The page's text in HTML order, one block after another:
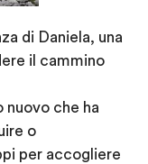
di Daniela, una
il cammino
nuovo che ha
o
per accogliere